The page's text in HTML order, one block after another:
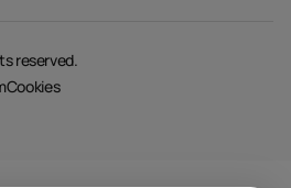
reserved.
Cookies